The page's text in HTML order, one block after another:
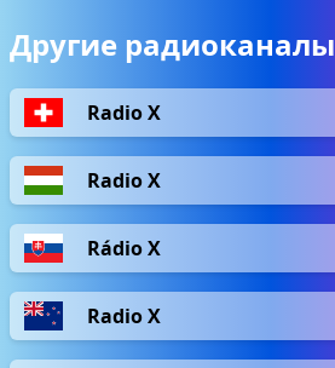
Другие радиоканалы
Radio X
Radio X
Rádio X
Radio X